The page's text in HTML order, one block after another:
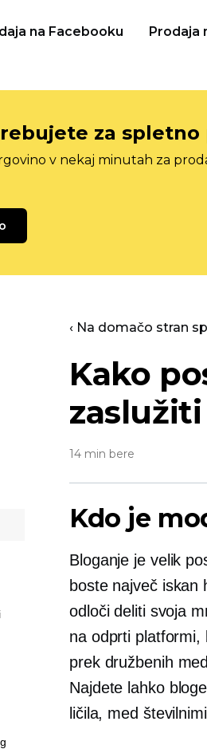
na Facebooku Prodaja
za spletno
v nekaj minutah za
‹ Na domačo stran
Kako
zaslužiti
14 min bere
Kdo je
Bloganje je velik
boste največ iskan
odloči deliti svoja
na odprti platformi,
prek družbenih
Najdete lahko
ličila, med